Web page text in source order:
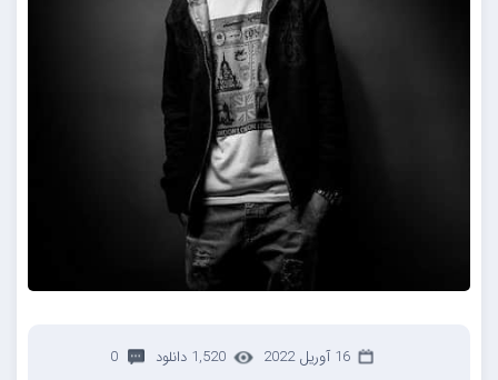
16 آوریل 2022 1,520 دانلود 0